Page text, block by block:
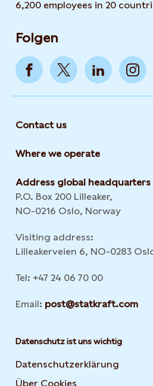
6,200 employees in 20
Folgen
Contact us
Where we operate
Address global headquarters
P.O. Box 200 Lilleaker,
NO-0216 Oslo, Norway
Visiting address:
Lilleakerveien 6, NO-0283
Tel: +47 24 06 70 00
Email: post@statkraft.com
Datenschutz ist uns wichtig
Datenschutzerklärung
Über Cookies